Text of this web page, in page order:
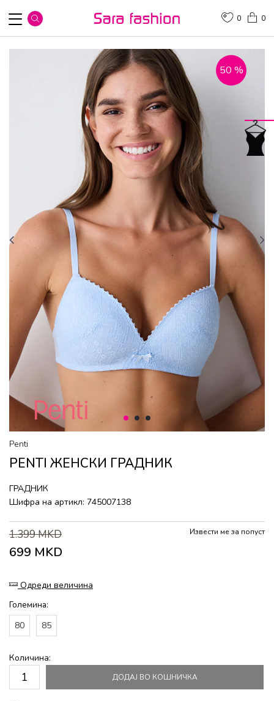
0
0
1 2 3
50 %
Penti
PENTI ЖЕНСКИ ГРАДНИК
ГРАДНИК
Шифра на артикл: 745007138
1.399MKD
699 MKD
Извести ме за попуст
Одреди величина
Големина:
80
85
Количина:
ДОДАЈ ВО КОШНИЧКА